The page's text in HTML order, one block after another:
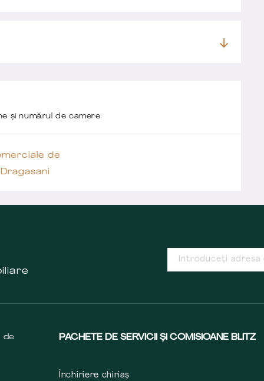
și numărul de camere
de
de PACHETE DE SERVICII ȘI COMISIOANE BLITZ
Închiriere chiriaș